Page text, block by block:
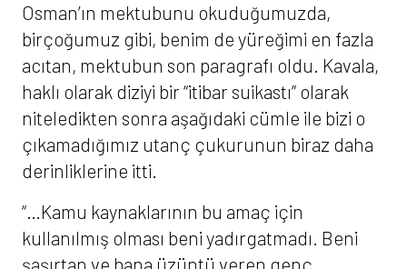
Osman’ın mektubunu okuduğumuzda,
birçoğumuz gibi, benim de yüreğimi en fazla
acıtan, mektubun son paragrafı oldu. Kavala,
haklı olarak diziyi bir “itibar suikastı” olarak
niteledikten sonra aşağıdaki cümle ile bizi o
çıkamadığımız utanç çukurunun biraz daha
derinliklerine itti.
“…Kamu kaynaklarının bu amaç için
kullanılmış olması beni yadırgatmadı. Beni
şaşırtan ve bana üzüntü veren genç